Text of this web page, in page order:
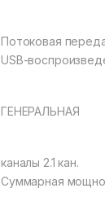
Потоковая
USB-
ГЕНЕРАЛЬНАЯ
каналы 2.1 кан.
Суммарная